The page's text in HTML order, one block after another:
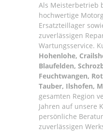
Als Meisterbetrieb
hochwertige
Ersatzteillager
zuverlässigen
Wartungsservice.
Hohenlohe,
Blaufelden,
Feuchtwangen,
Tauber, Ilshofen,
gesamten Region
Jahren auf unsere
persönliche
zuverlässigen